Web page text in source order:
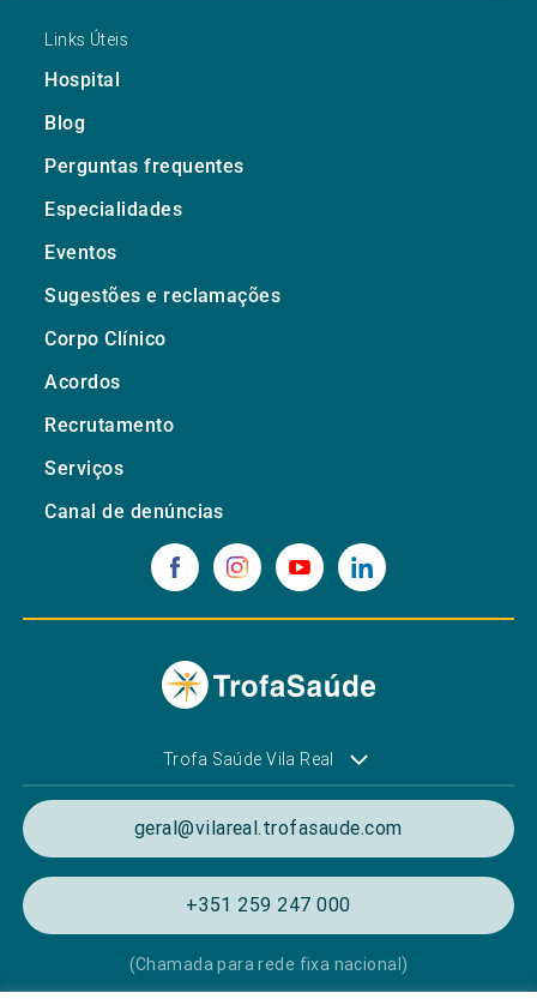
Links Úteis
Hospital
Blog
Perguntas frequentes
Especialidades
Eventos
Sugestões e reclamações
Corpo Clínico
Acordos
Recrutamento
Serviços
Canal de denúncias
Trofa Saúde Vila Real
geral@vilareal.trofasaude.com
+351 259 247 000
(Chamada para rede fixa nacional)